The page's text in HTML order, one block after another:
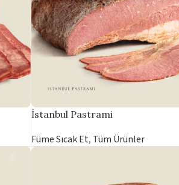
İstanbul Pastrami
Füme Sıcak Et, Tüm Ürünler